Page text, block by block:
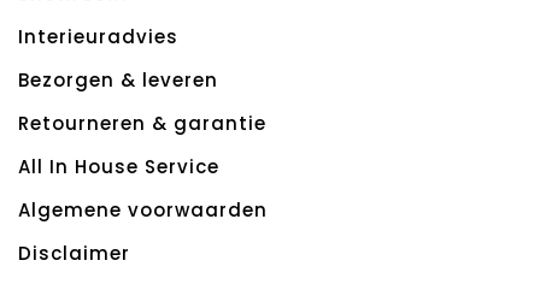
Interieuradvies
Bezorgen & leveren
Retourneren & garantie
All In House Service
Algemene voorwaarden
Disclaimer